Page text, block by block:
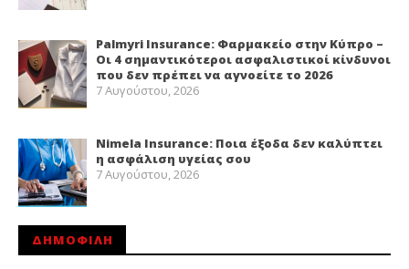
Palmyri Insurance: Φαρμακείο στην Κύπρο –
Οι 4 σημαντικότεροι ασφαλιστικοί κίνδυνοι
που δεν πρέπει να αγνοείτε το 2026
7 Αυγούστου, 2026
Nimela Insurance: Ποια έξοδα δεν καλύπτει
η ασφάλιση υγείας σου
7 Αυγούστου, 2026
ΔΗΜΟΦΙΛΗ